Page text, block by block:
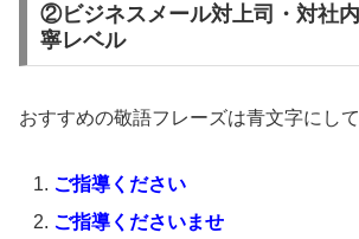
②ビジネスメール対上司・対社
寧レベル
おすすめの敬語フレーズは青文字にして
ご指導ください
ご指導くださいませ